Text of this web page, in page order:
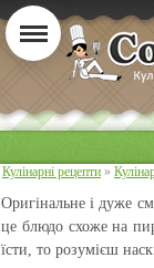
Кулінарні рецепти »
Оригінальне і дуже
це блюдо схоже на
їсти, то розумієш